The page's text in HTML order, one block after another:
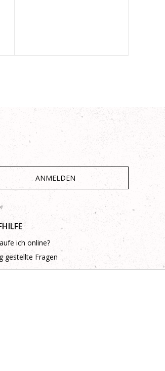
ANMELDEN
ich online?
gestellte Fragen
vollständig und fehlerfrei sind.
: +387 53 315 043, +387 53 315 000